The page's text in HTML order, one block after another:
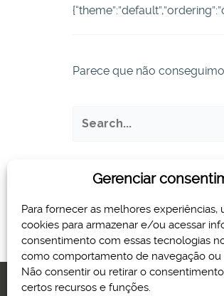
Gerenciar
Para fornecer as melhores
cookies para armazenar e/ou acessar
consentimento com essas tecnologias
como comportamento de navegação ou
Não consentir ou retirar o
certos recursos e funções.
Parece que não
por: